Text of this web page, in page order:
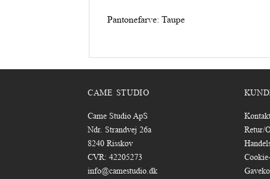
Pantonefarve: Taupe
CAME STUDIO
Came Studio ApS
Ndr. Strandvej 26a
8240 Risskov
CVR: 42205273
info@camestudio.dk
Retur/